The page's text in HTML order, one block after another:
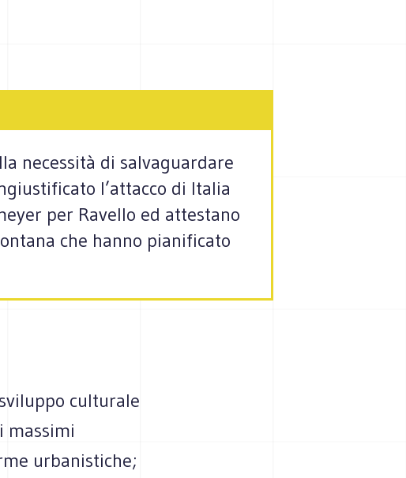
necessità di salvaguardare
l’attacco di Italia
per Ravello ed attestano
che hanno pianificato
culturale
massimi
urbanistiche;